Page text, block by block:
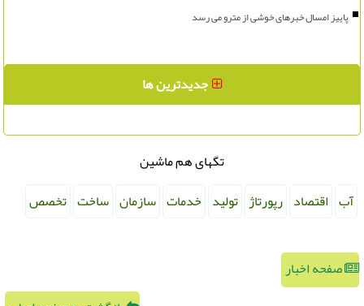
پاییز امسال خبرهای خوشی از مترو می رسد
جدیدترین ها
تگهای هم ماشین
آب
اقتصاد رپورتاژ تولید خدمات سازمان ساخت تخصص
صفحه اخبار